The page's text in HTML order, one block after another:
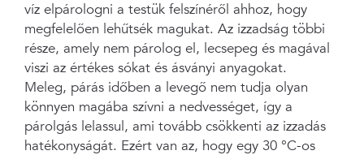
víz elpárologni a testük felszínéről ahhoz, hogy
megfelelően lehűtsék magukat. Az izzadság többi
része, amely nem párolog el, lecsepeg és magával
viszi az értékes sókat és ásványi anyagokat.
Meleg, párás időben a levegő nem tudja olyan
könnyen magába szívni a nedvességet, így a
párolgás lelassul, ami tovább csökkenti az izzadás
hatékonyságát. Ezért van az, hogy egy 30 °C-os